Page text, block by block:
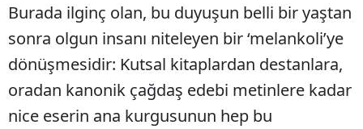
Burada ilginç olan, bu duyuşun belli bir yaştan
sonra olgun insanı niteleyen bir ‘melankoli’ye
dönüşmesidir: Kutsal kitaplardan destanlara,
oradan kanonik çağdaş edebi metinlere kadar
nice eserin ana kurgusunun hep bu